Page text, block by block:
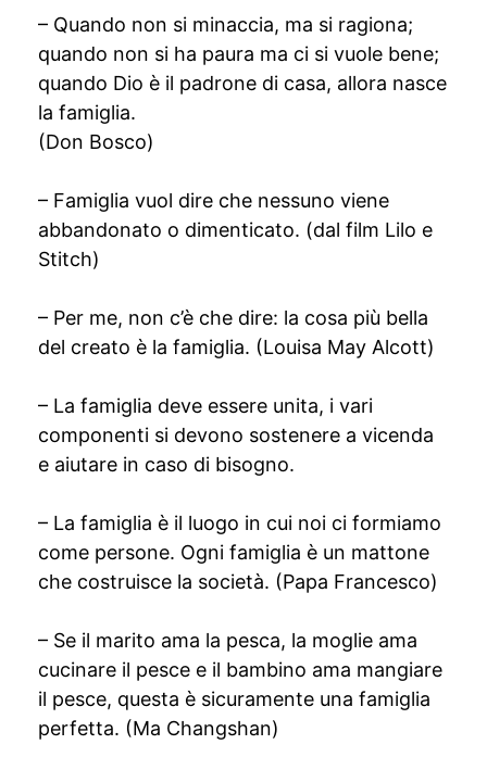
– Quando non si minaccia, ma si ragiona;
quando non si ha paura ma ci si vuole bene;
quando Dio è il padrone di casa, allora nasce
la famiglia.
(Don Bosco)
– Famiglia vuol dire che nessuno viene
abbandonato o dimenticato. (dal film Lilo e
Stitch)
– Per me, non c’è che dire: la cosa più bella
del creato è la famiglia. (Louisa May Alcott)
– La famiglia deve essere unita, i vari
componenti si devono sostenere a vicenda
e aiutare in caso di bisogno.
– La famiglia è il luogo in cui noi ci formiamo
come persone. Ogni famiglia è un mattone
che costruisce la società. (Papa Francesco)
– Se il marito ama la pesca, la moglie ama
cucinare il pesce e il bambino ama mangiare
il pesce, questa è sicuramente una famiglia
perfetta. (Ma Changshan)